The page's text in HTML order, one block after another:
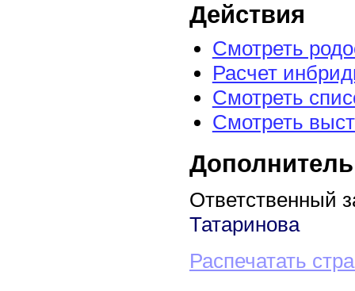
Действия
Смотреть
Расчет
Смотреть
Смотреть
Ответственный
Татаринова
Распечатать